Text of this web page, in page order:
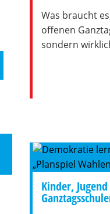
Was braucht
offenen
sondern
Kinder,